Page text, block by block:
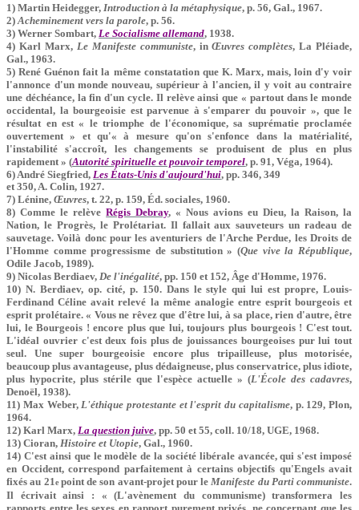
1) Martin Heidegger, Introduction à la métaphysique, p. 56, Gal., 1967.
2)Acheminement vers la parole, p. 56.
3) Werner Sombart, Le Socialisme allemand, 1938.
4) Karl Marx, Le Manifeste communiste, inŒuvres complètes, La Pléiade,
Gal., 1963.
5) René Guénon fait la même constatation que K. Marx, mais, loin d'y voir
l'annonce d'un monde nouveau, supérieur à l'ancien, il y voit au contraire
une déchéance, la fin d'un cycle. Il relève ainsi que « partout dans le monde
occidental, la bourgeoisie est parvenue à s'emparer du pouvoir », que le
résultat en est « le triomphe de l'économique, sa suprématie proclamée
ouvertement » et qu'« à mesure qu'on s'enfonce dans la matérialité,
l'instabilité s'accroît, les changements se produisent de plus en plus
rapidement » (Autorité spirituelle et pouvoir temporel, p. 91, Véga, 1964).
6) André Siegfried, Les États-Unis d'aujourd'hui, pp. 346, 349
et 350, A. Colin, 1927.
7) Lénine,Œuvres, t. 22, p. 159, Éd. sociales, 1960.
8) Comme le relèveRégis Debray, « Nous avions eu Dieu, la Raison, la
Nation, le Progrès, le Prolétariat. Il fallait aux sauveteurs un radeau de
sauvetage. Voilà donc pour les aventuriers de l'Arche Perdue, les Droits de
l'Homme comme progressisme de substitution » (Que vive la République,
Odile Jacob, 1989).
9) Nicolas Berdiaev, De l'inégalité, pp. 150 et 152, Âge d'Homme, 1976.
10) N. Berdiaev, op. cité, p. 150. Dans le style qui lui est propre, Louis-
Ferdinand Céline avait relevé la même analogie entre esprit bourgeois et
esprit prolétaire. « Vous ne rêvez que d'être lui, à sa place, rien d'autre, être
lui, le Bourgeois ! encore plus que lui, toujours plus bourgeois ! C'est tout.
L'idéal ouvrier c'est deux fois plus de jouissances bourgeoises pur lui tout
seul. Une super bourgeoisie encore plus tripailleuse, plus motorisée,
beaucoup plus avantageuse, plus dédaigneuse, plus conservatrice, plus idiote,
plus hypocrite, plus stérile que l'espèce actuelle » (L'École des cadavres,
Denoël, 1938).
11) Max Weber, L'éthique protestante et l'esprit du capitalisme, p. 129, Plon,
1964.
12) Karl Marx, La question juive, pp. 50 et 55, coll. 10/18, UGE, 1968.
13) Cioran, Histoire et Utopie, Gal., 1960.
14) C'est ainsi que le modèle de la société libérale avancée, qui s'est imposé
en Occident, correspond parfaitement à certains objectifs qu'Engels avait
fixés au 21epoint de son avant-projet pour le Manifeste du Parti communiste.
Il écrivait ainsi : « (L'avènement du communisme) transformera les